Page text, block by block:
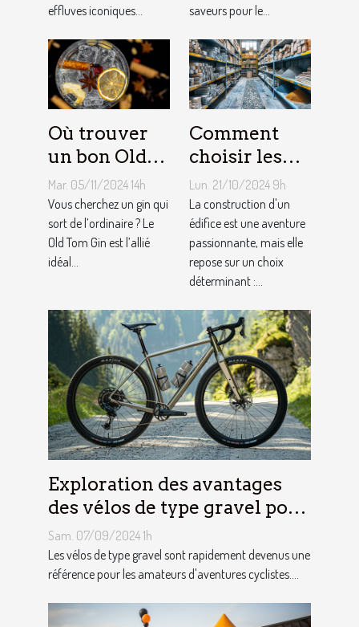
effluves iconiques...
saveurs pour le...
Où trouver
un bon Old
Tom Gin
artisanal ?
Mar. 05/11/2024 14h
Vous cherchez un gin qui
sort de l’ordinaire ? Le
Old Tom Gin est l’allié
idéal...
Comment
choisir les
matériaux de
construction
adaptés à
votre projet
Lun. 21/10/2024 9h
La construction d'un
édifice est une aventure
passionnante, mais elle
repose sur un choix
déterminant :...
Exploration des avantages
des vélos de type gravel pour
les aventuriers
Sam. 07/09/2024 1h
Les vélos de type gravel sont rapidement devenus une
référence pour les amateurs d'aventures cyclistes....